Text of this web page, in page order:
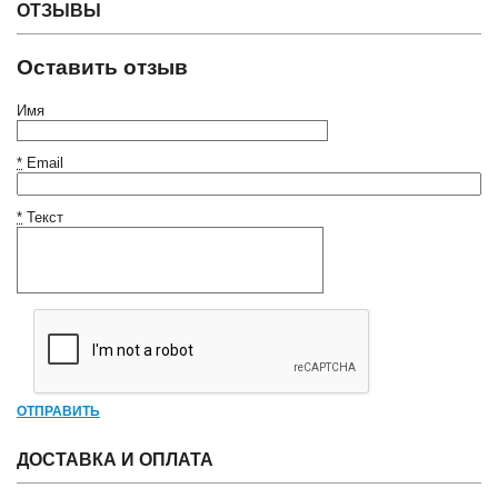
ОТЗЫВЫ
Оставить отзыв
Имя
* Email
* Текст
ОТПРАВИТЬ
ДОСТАВКА И ОПЛАТА